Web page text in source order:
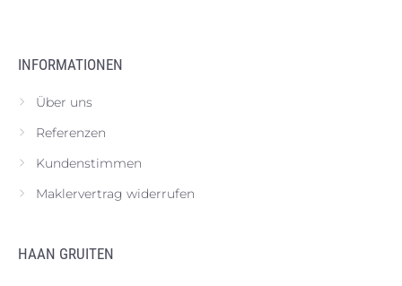
INFORMATIONEN
Über uns
Referenzen
Kundenstimmen
Maklervertrag widerrufen
HAAN GRUITEN